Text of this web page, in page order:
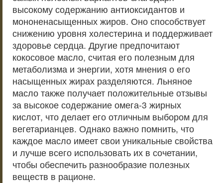
высокому содержанию антиоксидантов и
мононенасыщенных жиров. Оно способствует
снижению уровня холестерина и поддерживает
здоровье сердца. Другие предпочитают
кокосовое масло, считая его полезным для
метаболизма и энергии, хотя мнения о его
насыщенных жирах разделяются. Льняное
масло также получает положительные отзывы
за высокое содержание омега-3 жирных
кислот, что делает его отличным выбором для
вегетарианцев. Однако важно помнить, что
каждое масло имеет свои уникальные свойства
и лучше всего использовать их в сочетании,
чтобы обеспечить разнообразие полезных
веществ в рационе.